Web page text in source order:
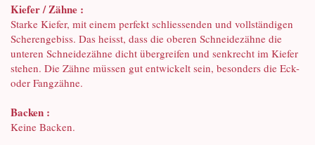
Kiefer / Zähne :
Starke Kiefer, mit einem perfekt schliessenden und vollständigen
Scherengebiss. Das heisst, dass die oberen Schneidezähne die
unteren Schneidezähne dicht übergreifen und senkrecht im Kiefer
stehen. Die Zähne müssen gut entwickelt sein, besonders die Eck-
oder Fangzähne.
Backen :
Keine Backen.